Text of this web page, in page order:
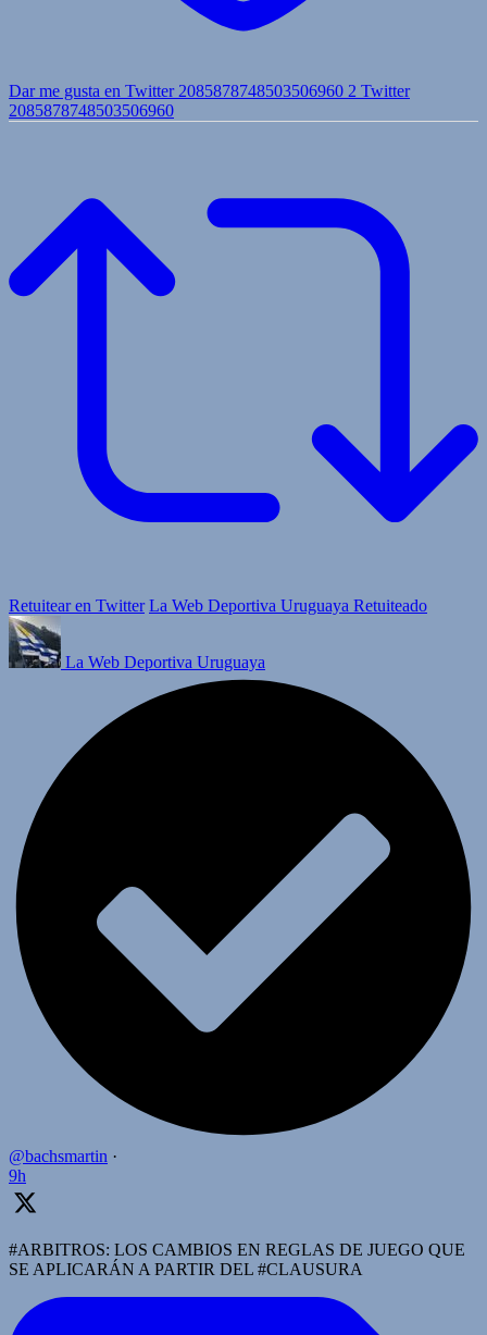
Dar me gusta en Twitter 2085878748503506960 2 Twitter
2085878748503506960
Retuitear en Twitter La Web Deportiva Uruguaya Retuiteado
La Web Deportiva Uruguaya
@bachsmartin ·
9h
#ARBITROS: LOS CAMBIOS EN REGLAS DE JUEGO QUE
SE APLICARÁN A PARTIR DEL #CLAUSURA